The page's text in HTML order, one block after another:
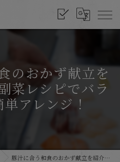
のおかず献立を
菜レシピでバラ
アレンジ！
豚汁に合う和食のおかず献立を紹介｜主菜や副菜レシピでバランス良く簡単アレンジ！